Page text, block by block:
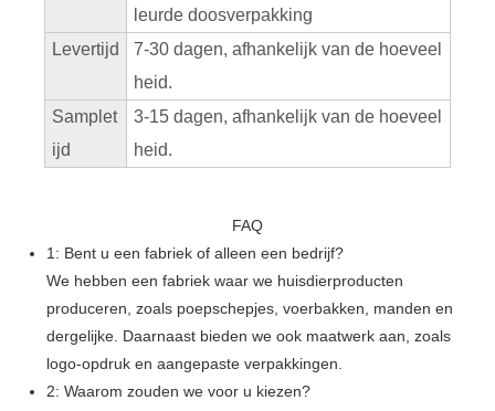
leurde doosverpakking
Levertijd
7-30 dagen, afhankelijk van de hoeveel
heid.
Samplet
ijd
3-15 dagen, afhankelijk van de hoeveel
heid.
FAQ
1: Bent u een fabriek of alleen een bedrijf?
We hebben een fabriek waar we huisdierproducten
produceren, zoals poepschepjes, voerbakken, manden en
dergelijke. Daarnaast bieden we ook maatwerk aan, zoals
logo-opdruk en aangepaste verpakkingen.
2: Waarom zouden we voor u kiezen?